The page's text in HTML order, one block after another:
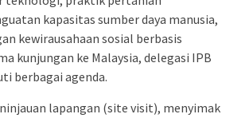
kapasitas sumber daya manusia,
kewirausahaan sosial berbasis
kunjungan ke Malaysia, delegasi IPB
berbagai agenda.
lapangan (site visit), menyimak